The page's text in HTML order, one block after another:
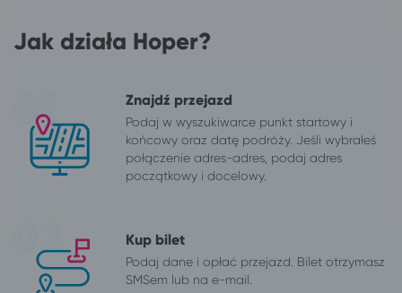
Jak działa Hoper?
Znajdź przejazd
Podaj w wyszukiwarce punkt startowy i
końcowy oraz datę podróży. Jeśli wybrałeś
połączenie adres-adres, podaj adres
początkowy i docelowy.
Kup bilet
Podaj dane i opłać przejazd. Bilet otrzymasz
SMSem lub na e-mail.